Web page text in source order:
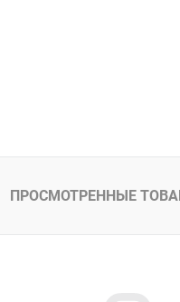
ПРОСМОТРЕННЫЕ